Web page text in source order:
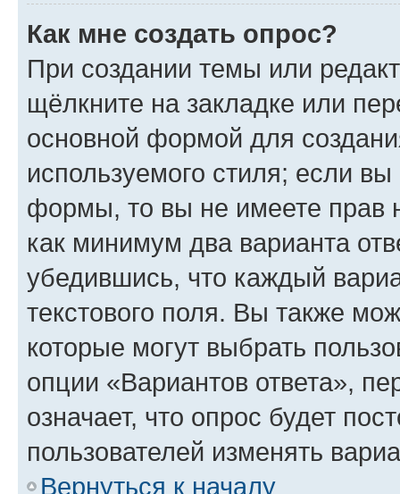
Как мне создать опрос?
При создании темы или
щёлкните на закладке или
основной формой для
используемого стиля; если
формы, то вы не имеете прав
как минимум два варианта
убедившись, что каждый
текстового поля. Вы также
которые могут выбрать
опции «Вариантов ответа»,
означает, что опрос будет
пользователей изменять
Вернуться к началу